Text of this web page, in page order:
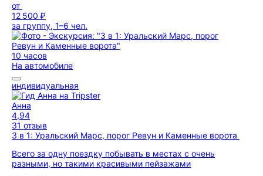
от
12 500 ₽
за группу, 1–6 чел.
10 часов
На автомобиле
индивидуальная
Анна
4,94
31 отзыв
3 в 1: Уральский Марс, порог Ревун и Каменные ворота
Всего за одну поездку побывать в местах с очень
разными, но такими красивыми пейзажами